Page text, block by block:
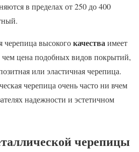
в пределах от 250 до 400
черепица высокогокачестваимеет
цена подобных видов покрытий,
или эластичная черепица.
черепица очень часто ни вчем
надежности и эстетичном
черепицы